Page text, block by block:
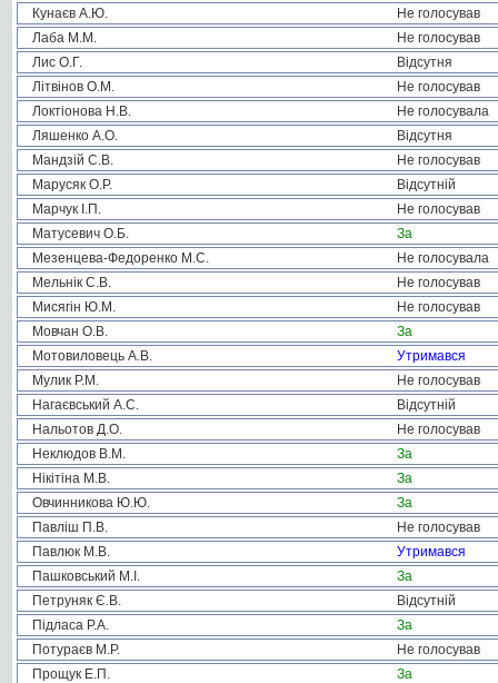
Кунаєв А.Ю.
Не голосував
Лаба М.М.
Не голосував
Лис О.Г.
Відсутня
Літвінов О.М.
Не голосував
Локтіонова Н.В.
Не голосувала
Ляшенко А.О.
Відсутня
Мандзій С.В.
Не голосував
Марусяк О.Р.
Відсутній
Марчук І.П.
Не голосував
Матусевич О.Б.
За
Мезенцева-Федоренко М.С.
Не голосувала
Мельнік С.В.
Не голосував
Мисягін Ю.М.
Не голосував
Мовчан О.В.
За
Мотовиловець А.В.
Утримався
Мулик Р.М.
Не голосував
Нагаєвський А.С.
Відсутній
Нальотов Д.О.
Не голосував
Неклюдов В.М.
За
Нікітіна М.В.
За
Овчинникова Ю.Ю.
За
Павліш П.В.
Не голосував
Павлюк М.В.
Утримався
Пашковський М.І.
За
Петруняк Є.В.
Відсутній
Підласа Р.А.
За
Потураєв М.Р.
Не голосував
Прощук Е.П.
За